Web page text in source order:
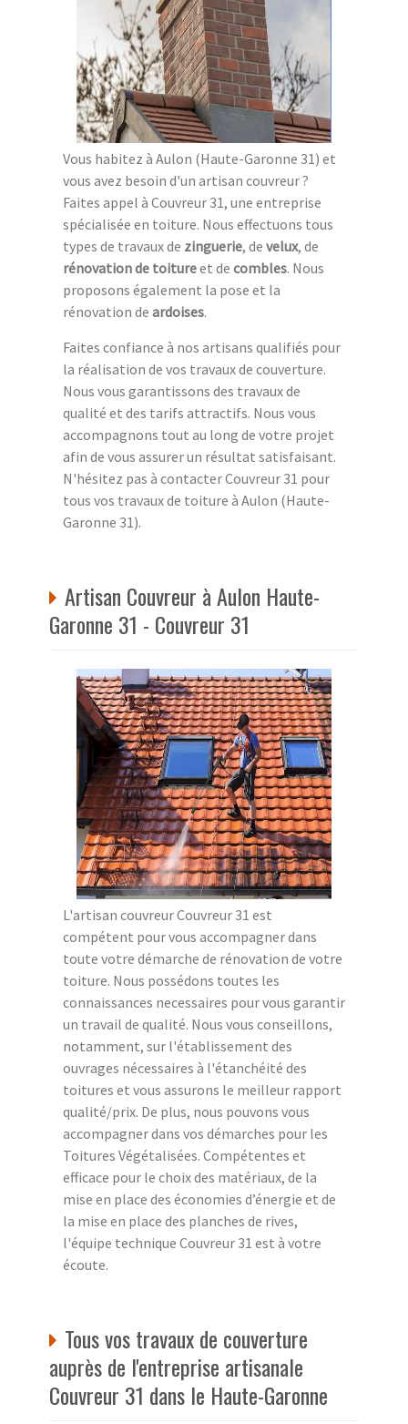
Vous habitez à Aulon (Haute-Garonne 31) et
vous avez besoin d'un artisan couvreur ?
Faites appel à Couvreur 31, une entreprise
spécialisée en toiture. Nous effectuons tous
types de travaux de zinguerie, de velux, de
rénovation de toitureet de combles. Nous
proposons également la pose et la
rénovation de ardoises.
Faites confiance à nos artisans qualifiés pour
la réalisation de vos travaux de couverture.
Nous vous garantissons des travaux de
qualité et des tarifs attractifs. Nous vous
accompagnons tout au long de votre projet
afin de vous assurer un résultat satisfaisant.
N'hésitez pas à contacter Couvreur 31 pour
tous vos travaux de toiture à Aulon (Haute-
Garonne 31).
Artisan Couvreur à Aulon Haute-
Garonne 31 - Couvreur 31
L'artisan couvreur Couvreur 31 est
compétent pour vous accompagner dans
toute votre démarche de rénovation de votre
toiture. Nous possédons toutes les
connaissances necessaires pour vous garantir
un travail de qualité. Nous vous conseillons,
notamment, sur l'établissement des
ouvrages nécessaires à l'étanchéité des
toitures et vous assurons le meilleur rapport
qualité/prix. De plus, nous pouvons vous
accompagner dans vos démarches pour les
Toitures Végétalisées. Compétentes et
efficace pour le choix des matériaux, de la
mise en place des économies d’énergie et de
la mise en place des planches de rives,
l'équipe technique Couvreur 31 est à votre
écoute.
Tous vos travaux de couverture
auprès de l'entreprise artisanale
Couvreur 31 dans le Haute-Garonne